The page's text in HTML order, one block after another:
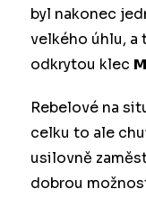
byl nakonec
velkého úhlu, a
odkrytou klec
Rebelové na
celku to ale
usilovně
dobrou